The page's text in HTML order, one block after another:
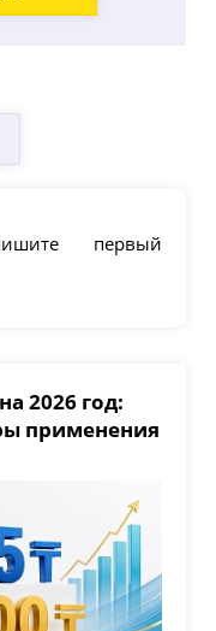
первый
2026 год:
применения